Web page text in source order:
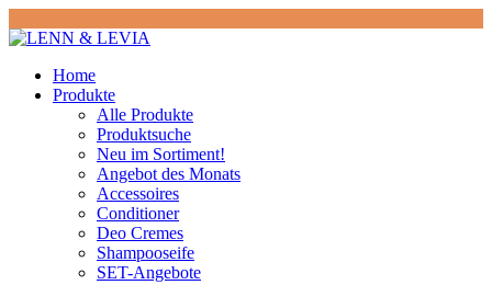
Home
Produkte
Alle Produkte
Produktsuche
Neu im Sortiment!
Angebot des Monats
Accessoires
Conditioner
Deo Cremes
Shampooseife
SET-Angebote